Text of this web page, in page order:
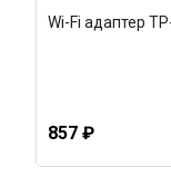
Wi-Fi адаптер
857 ₽